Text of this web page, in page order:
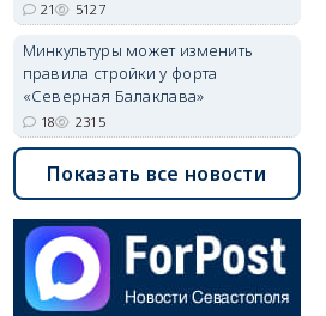
21 5127
Минкультуры может изменить
правила стройки у форта
«Северная Балаклава»
18 2315
Показать все новости